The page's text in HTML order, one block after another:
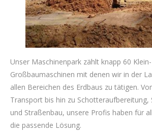
Unser Maschinenpark zählt knapp 60
Großbaumaschinen mit denen wir in der
allen Bereichen des Erdbaus zu tätigen.
Transport bis hin zu Schotteraufbereitung,
und Straßenbau, unsere Profis haben für
die passende Lösung.